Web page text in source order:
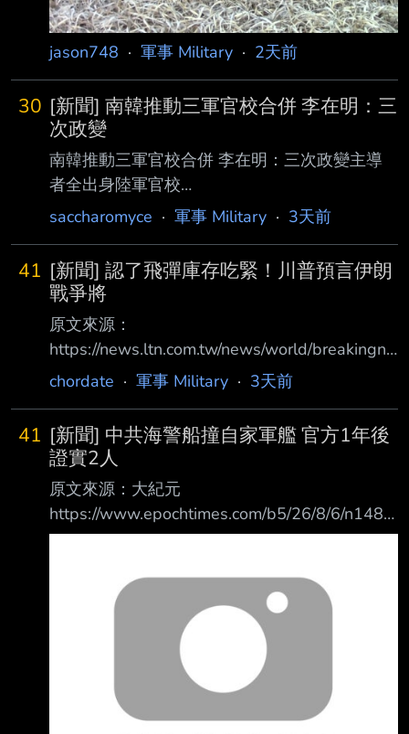
到 「美軍M4A1步槍在台灣出現水土不服問題，
美援槍枝送抵台灣時，包裝在塑膠袋裡，沒有
按規定油
jason748 · 軍事 Military · 2天前
30 [新聞] 南韓推動三軍官校合併 李在明：三
次政變
南韓推動三軍官校合併 李在明：三次政變主導
者全出身陸軍官校
https://udn.com/news/story/6809/9674578 南
彈。南韓總統李在明5日敦促加快推動 之餘，也
直接點名陸軍，表示：「3次政變的核心人物都
是陸軍官校出身，卻從未有人被 追究責任。」
南韓陸海空三軍目前各自設有官校。南韓中央日
報報導，政府7月16日公布基本計畫，將 在大田
設立四年制「國軍士官學校」。李在明5日在外
交、國安部門工作報告會議上詢問 國防部長安
圭佰：「軍事政變一共發生
saccharomyce · 軍事 Military · 3天前
41 [新聞] 認了飛彈庫存吃緊！川普預言伊朗
戰爭將
原文來源：
https://news.ltn.com.tw/news/world/breakingne
ws/5531463 原文摘要： 認了飛彈庫存吃緊！
總統川普6日向媒體表示，他相信與伊朗的戰爭
「很快就會結束」，坦承美軍目前在 部分武器
供應方面面臨壓力；談及重開荷姆茲海峽
（Strait of Hormuz）的協議，川普則 證實他有
參與相關談判，可能很快會有結果。 綜合媒體
朗時說：「我認為這場戰爭很快 就會結束。我
chordate · 軍事 Military · 3天前
41 [新聞] 中共海警船撞自家軍艦 官方1年後
證實2人
原文來源：大紀元
https://www.epochtimes.com/b5/26/8/6/n1482
4659.htm 原文摘要： 中共海警船撞自家軍艦 官
軍艦因為在南海追逐菲律賓巡邏艇而自家相撞，
畫面廣為流 傳。但中共官方當時並未通報證實
此事，而是刪除了網上相關討論。一年後官方消
息才透 露，這起事故造成兩名中方海警局士兵
喪生。 中共官媒「央廣軍事」微信公眾號8月5
日發布消息，稱衣昕玉、苗鑒、程龍、譙禾林等